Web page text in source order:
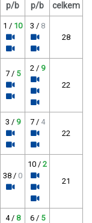
p/b
p/b
celkem
1 / 10 3 / 8
28
7 / 5
2 / 9
22
3 / 9 7 / 4
22
38 / 0
10 / 2
21
4 / 8 6 / 5